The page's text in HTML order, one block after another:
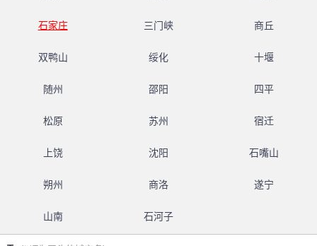
石家庄 三门峡 商丘
双鸭山 绥化 十堰
随州 邵阳 四平
松原 苏州 宿迁
上饶 沈阳 石嘴山
朔州 商洛 遂宁
山南 石河子